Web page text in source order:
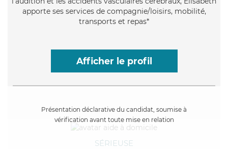
apporte ses services de compagnie/loisirs, mobilité,
transports et repas*
Afficher le profil
Présentation déclarative du candidat, soumise à
vérification avant toute mise en relation
SÉRIEUSE